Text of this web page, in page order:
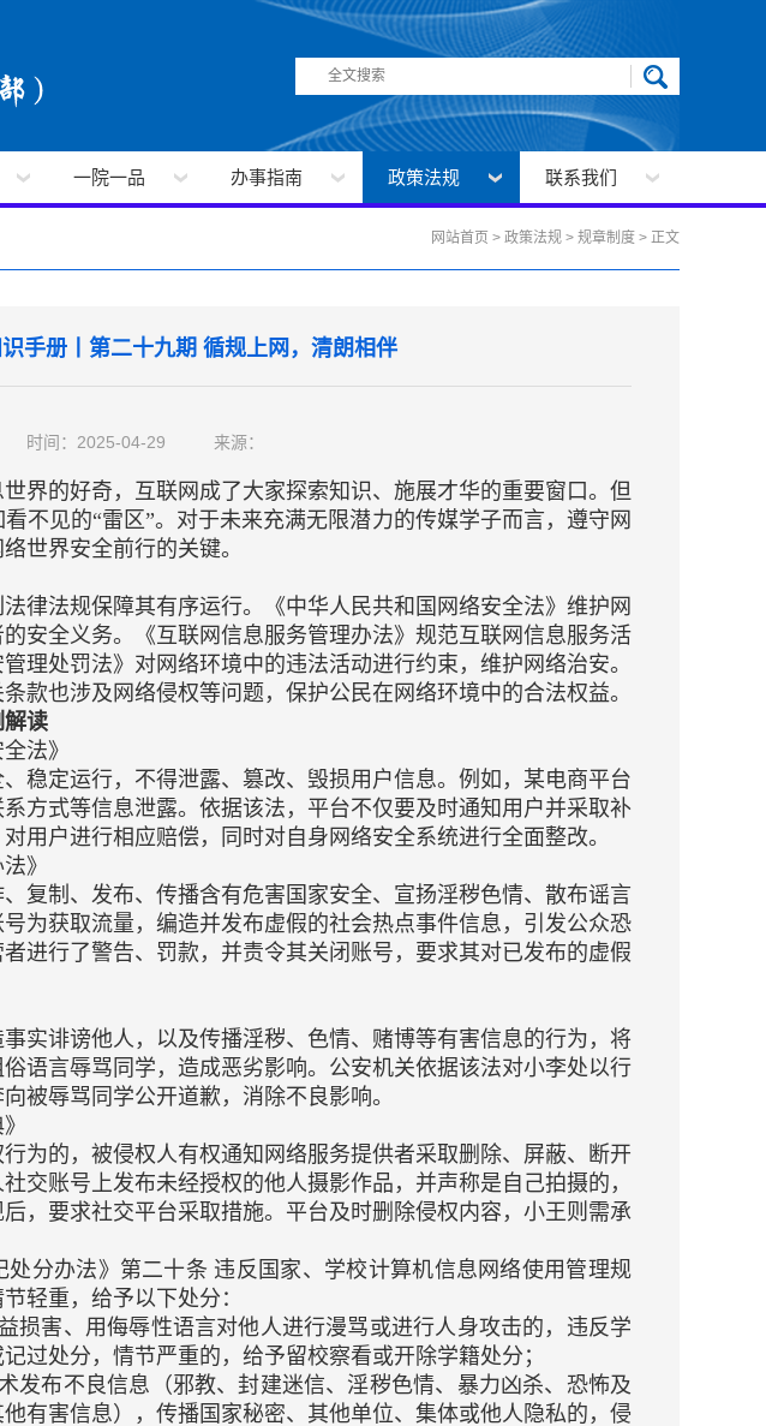
一院一品 办事指南 政策法规 联系我们
网站首页 > 政策法规 > 规章制度 > 正文
手册丨第二十九期 循规上网，清朗相伴
时间：2025-04-29 来源：
界的好奇，互联网成了大家探索知识、施展才华的重要窗口。但
不见的“雷区”。对于未来充满无限潜力的传媒学子而言，遵守网
世界安全前行的关键。
律法规保障其有序运行。《中华人民共和国网络安全法》维护网
安全义务。《互联网信息服务管理办法》规范互联网信息服务活
理处罚法》对网络环境中的违法活动进行约束，维护网络治安。
款也涉及网络侵权等问题，保护公民在网络环境中的合法权益。
解读
法》
稳定运行，不得泄露、篡改、毁损用户信息。例如，某电商平台
方式等信息泄露。依据该法，平台不仅要及时通知用户并采取补
用户进行相应赔偿，同时对自身网络安全系统进行全面整改。
》
复制、发布、传播含有危害国家安全、宣扬淫秽色情、散布谣言
为获取流量，编造并发布虚假的社会热点事件信息，引发公众恐
进行了警告、罚款，并责令其关闭账号，要求其对已发布的虚假
实诽谤他人，以及传播淫秽、色情、赌博等有害信息的行为，将
语言辱骂同学，造成恶劣影响。公安机关依据该法对小李处以行
被辱骂同学公开道歉，消除不良影响。
为的，被侵权人有权通知网络服务提供者采取删除、屏蔽、断开
交账号上发布未经授权的他人摄影作品，并声称是自己拍摄的，
，要求社交平台采取措施。平台及时删除侵权内容，小王则需承
处分办法》第二十条 违反国家、学校计算机信息网络使用管理规
轻重，给予以下处分：
损害、用侮辱性语言对他人进行漫骂或进行人身攻击的，违反学
过处分，情节严重的，给予留校察看或开除学籍处分；
发布不良信息（邪教、封建迷信、淫秽色情、暴力凶杀、恐怖及
有害信息），传播国家秘密、其他单位、集体或他人隐私的，侵